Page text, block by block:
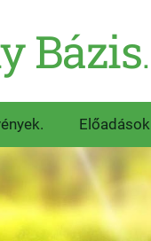
Bázis.
Előadások